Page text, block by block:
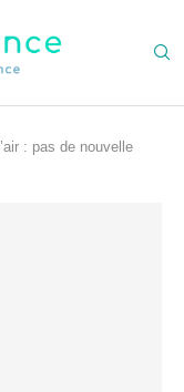
: pas de nouvelle